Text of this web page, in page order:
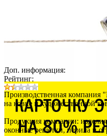
Доп. информация:
Рейтинг:
Производственная компания
на ковке и художественной
Продукция компании:
оконные решетки, перила и